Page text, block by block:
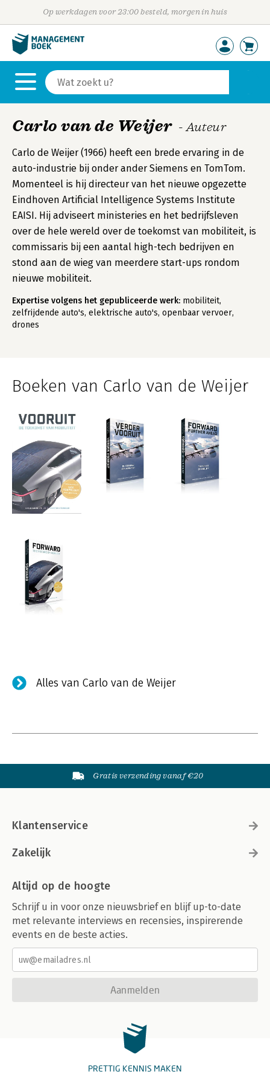
Op werkdagen voor 23:00 besteld, morgen in huis
Carlo van de Weijer - Auteur
Carlo de Weijer (1966) heeft een brede ervaring in de
auto-industrie bij onder ander Siemens en TomTom.
Momenteel is hij directeur van het nieuwe opgezette
Eindhoven Artificial Intelligence Systems Institute
EAISI. Hij adviseert ministeries en het bedrijfsleven
over de hele wereld over de toekomst van mobiliteit, is
commissaris bij een aantal high-tech bedrijven en
stond aan de wieg van meerdere start-ups rondom
nieuwe mobiliteit.
Expertise volgens het gepubliceerde werk: mobiliteit,
zelfrijdende auto's, elektrische auto's, openbaar vervoer,
drones
Boeken van Carlo van de Weijer
Alles van Carlo van de Weijer
Gratis verzending vanaf €20
Klantenservice
Zakelijk
Altijd op de hoogte
Schrijf u in voor onze nieuwsbrief en blijf up-to-date
met relevante interviews en recensies, inspirerende
events en de beste acties.
Aanmelden
PRETTIG KENNIS MAKEN